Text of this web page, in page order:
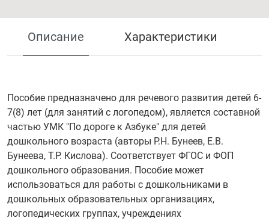
Описание Характеристики
Пособие предназначено для речевого развития детей 6-
7(8) лет (для занятий с логопедом), является составной
частью УМК "По дороге к Азбуке" для детей
дошкольного возраста (авторы Р.Н. Бунеев, Е.В.
Бунеева, Т.Р. Кислова). Соответствует ФГОС и ФОП
дошкольного образования. Пособие может
использоваться для работы с дошкольниками в
дошкольных образовательных организациях,
логопедических группах, учреждениях